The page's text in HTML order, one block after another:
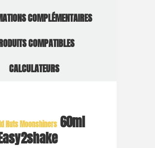
COMPLÉMENTAIRES
COMPATIBLES
CALCULATEURS
Nuts Moonshiners60ml
Easy2shake